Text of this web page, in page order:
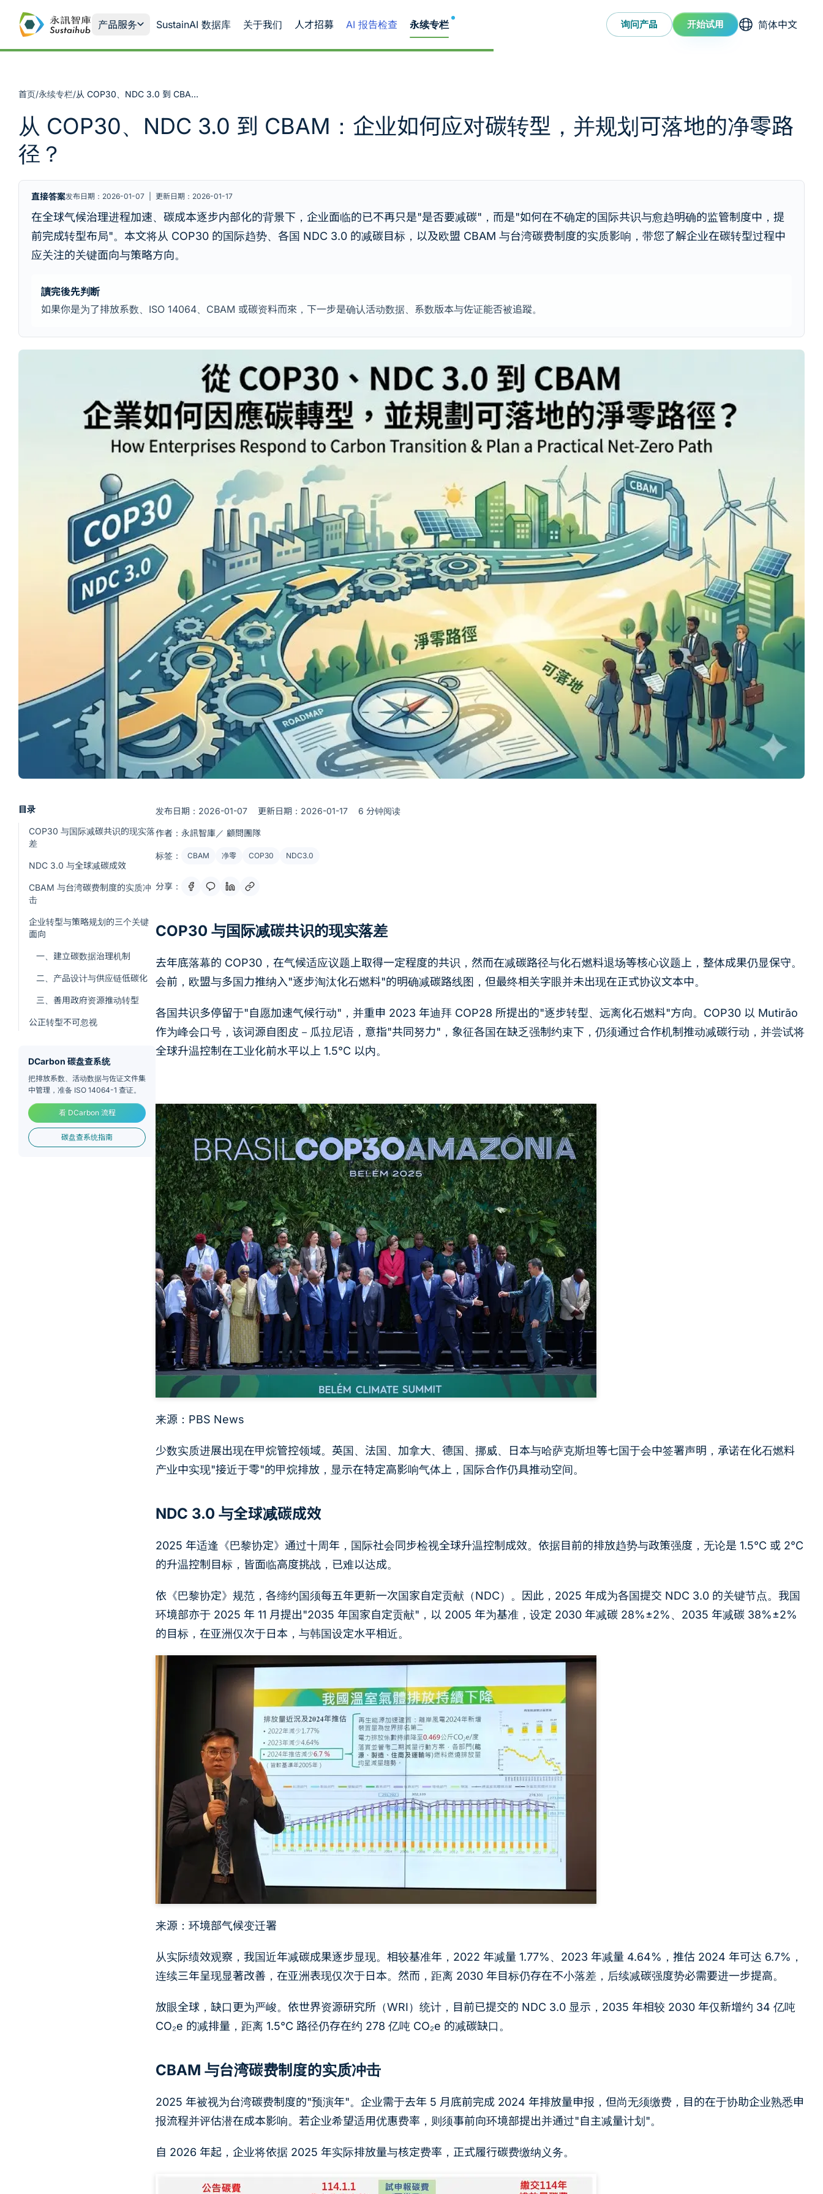
产品服务
SustainAI 数据库 关于我们 人才招募 AI 报告检查 永续专栏NEW 询问产品 开始试用 选择语系
首页/永续专栏/ 从 COP30、NDC 3.0 到 CBAM：企业如何应对碳转型，并规划可落地的净零路径？
从 COP30、NDC 3.0 到 CBAM：企业如何应对碳转型，并规划可落地的净零路
径？
直接答案发布日期：2026-01-07 更新日期：2026-01-17
在全球气候治理进程加速、碳成本逐步内部化的背景下，企业面临的已不再只是"是否要减碳"，而是"如何在不确定的国际共识与愈趋明确的监管制度中，提
前完成转型布局"。本文将从 COP30 的国际趋势、各国 NDC 3.0 的减碳目标，以及欧盟 CBAM 与台湾碳费制度的实质影响，带您了解企业在碳转型过程中
应关注的关键面向与策略方向。
讀完後先判断
如果你是为了排放系数、ISO 14064、CBAM 或碳资料而來，下一步是确认活动数据、系数版本与佐证能否被追蹤。
目录
COP30 与国际减碳共识的现实落
差
NDC 3.0 与全球减碳成效
CBAM 与台湾碳费制度的实质冲
击
企业转型与策略规划的三个关键
面向
一、建立碳数据治理机制
二、产品设计与供应链低碳化
三、善用政府资源推动转型
公正转型不可忽视
DCarbon 碳盘查系统
把排放系数、活动数据与佐证文件集
中管理，准备 ISO 14064-1 查证。
看 DCarbon 流程
碳盘查系统指南
发布日期：2026-01-07 更新日期：2026-01-17 6 分钟阅读
作者：永訊智庫／ 顧問團隊
标签： CBAM 净零 COP30 NDC3.0
分享：
COP30 与国际减碳共识的现实落差
去年底落幕的 COP30，在气候适应议题上取得一定程度的共识，然而在减碳路径与化石燃料退场等核心议题上，整体成果仍显保守。
会前，欧盟与多国力推纳入"逐步淘汰化石燃料"的明确减碳路线图，但最终相关字眼并未出现在正式协议文本中。
各国共识多停留于"自愿加速气候行动"，并重申 2023 年迪拜 COP28 所提出的"逐步转型、远离化石燃料"方向。COP30 以 Mutirão
作为峰会口号，该词源自图皮－瓜拉尼语，意指"共同努力"，象征各国在缺乏强制约束下，仍须通过合作机制推动减碳行动，并尝试将
全球升温控制在工业化前水平以上 1.5°C 以内。
来源：PBS News
少数实质进展出现在甲烷管控领域。英国、法国、加拿大、德国、挪威、日本与哈萨克斯坦等七国于会中签署声明，承诺在化石燃料
产业中实现"接近于零"的甲烷排放，显示在特定高影响气体上，国际合作仍具推动空间。
NDC 3.0 与全球减碳成效
2025 年适逢《巴黎协定》通过十周年，国际社会同步检视全球升温控制成效。依据目前的排放趋势与政策强度，无论是 1.5°C 或 2°C
的升温控制目标，皆面临高度挑战，已难以达成。
依《巴黎协定》规范，各缔约国须每五年更新一次国家自定贡献（NDC）。因此，2025 年成为各国提交 NDC 3.0 的关键节点。我国
环境部亦于 2025 年 11 月提出"2035 年国家自定贡献"，以 2005 年为基准，设定 2030 年减碳 28%±2%、2035 年减碳 38%±2%
的目标，在亚洲仅次于日本，与韩国设定水平相近。
来源：环境部气候变迁署
从实际绩效观察，我国近年减碳成果逐步显现。相较基准年，2022 年减量 1.77%、2023 年减量 4.64%，推估 2024 年可达 6.7%，
连续三年呈现显著改善，在亚洲表现仅次于日本。然而，距离 2030 年目标仍存在不小落差，后续减碳强度势必需要进一步提高。
放眼全球，缺口更为严峻。依世界资源研究所（WRI）统计，目前已提交的 NDC 3.0 显示，2035 年相较 2030 年仅新增约 34 亿吨
CO₂e 的减排量，距离 1.5°C 路径仍存在约 278 亿吨 CO₂e 的减碳缺口。
CBAM 与台湾碳费制度的实质冲击
2025 年被视为台湾碳费制度的"预演年"。企业需于去年 5 月底前完成 2024 年排放量申报，但尚无须缴费，目的在于协助企业熟悉申
报流程并评估潜在成本影响。若企业希望适用优惠费率，则须事前向环境部提出并通过"自主减量计划"。
自 2026 年起，企业将依据 2025 年实际排放量与核定费率，正式履行碳费缴纳义务。